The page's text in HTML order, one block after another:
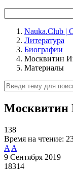
Nauka.Club |
Литература
Биографии
Москвитин
Материалы
Москвитин
138
Время на чтение:
A A
9 Сентября 2019
18314